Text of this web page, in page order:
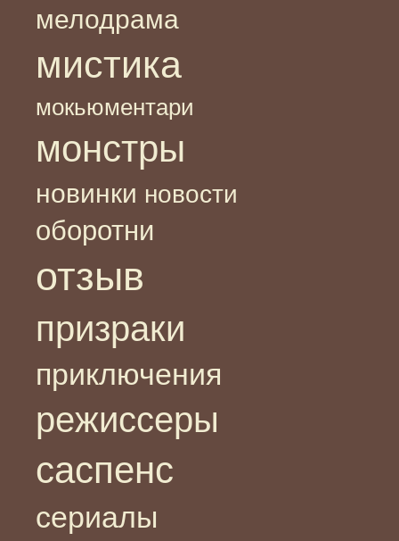
мелодрама
мистика
мокьюментари
монстры
новинки новости
оборотни
отзыв
призраки
приключения
режиссеры
саспенс
сериалы